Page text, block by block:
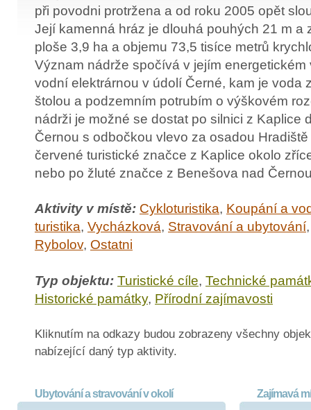
při povodni protržena a od roku 2005 opět
Její kamenná hráz je dlouhá pouhých 21 m a
ploše 3,9 ha a objemu 73,5 tisíce metrů
Význam nádrže spočívá v jejím
vodní elektrárnou v údolí Černé, kam je voda
štolou a podzemním potrubím o výškovém
nádrži je možné se dostat po silnici z Kaplice
Černou s odbočkou vlevo za osadou
červené turistické značce z Kaplice okolo
nebo po žluté značce z Benešova nad
Aktivity v místě: Cykloturistika, Koupání a
turistika, Vycházková, Stravování a ubytování
Rybolov, Ostatni
Typ objektu: Turistické cíle, Technické
Historické památky, Přírodní zajímavosti
Kliknutím na odkazy budou zobrazeny všechny
nabízející daný typ aktivity.
Ubytování a stravování v okolí Zajímavá